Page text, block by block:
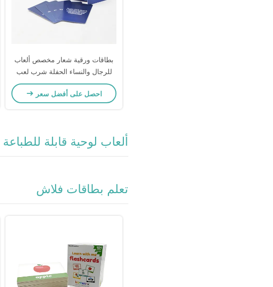
بطاقات ورقية شعار مخصص ألعاب
للرجال والنساء الحفلة شرب لعب
لعبة الطباعة
احصل على أفضل سعر
ألعاب لوحية قابلة للطباعة
تعلم بطاقات فلاش